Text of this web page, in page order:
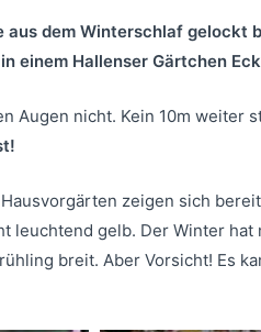
aus dem Winterschlaf gelockt
einem Hallenser Gärtchen
Augen nicht. Kein 10m weiter
zeigen sich
leuchtend gelb. Der Winter
breit. Aber Vorsicht! Es